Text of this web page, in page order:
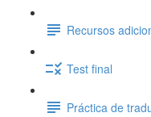
Recursos
Test final
Práctica de